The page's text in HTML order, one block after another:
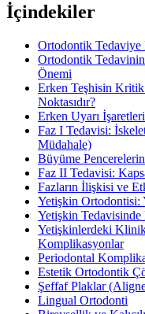
İçindekiler
Ortodontik Tedaviye
Ortodontik Tedavinin
Önemi
Erken Teşhisin
Noktasıdır?
Erken Uyarı
Faz I Tedavisi:
Müdahale)
Büyüme
Faz II Tedavisi:
Fazların İlişkisi ve
Yetişkin Ortodontisi:
Yetişkin Tedavisinde
Yetişkinlerdeki
Komplikasyonlar
Periodontal
Estetik Ortodontik
Şeffaf Plaklar
Lingual Ortodonti